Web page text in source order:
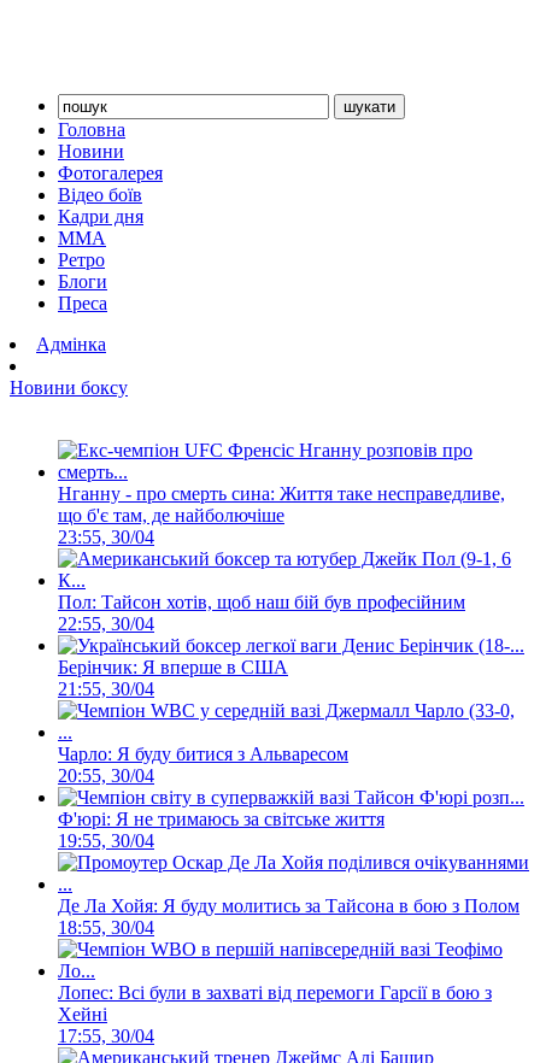
Головна
Новини
Фотогалерея
Відео боїв
Кадри дня
ММА
Ретро
Блоги
Преса
Адмінка
Новини боксу
Нганну - про смерть сина: Життя таке несправедливе,
що б'є там, де найболючіше
23:55, 30/04
Пол: Тайсон хотів, щоб наш бій був професійним
22:55, 30/04
Берінчик: Я вперше в США
21:55, 30/04
Чарло: Я буду битися з Альваресом
20:55, 30/04
Ф'юрі: Я не тримаюсь за світське життя
19:55, 30/04
Де Ла Хойя: Я буду молитись за Тайсона в бою з Полом
18:55, 30/04
Лопес: Всі були в захваті від перемоги Гарсії в бою з
Хейні
17:55, 30/04